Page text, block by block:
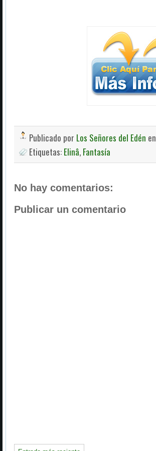
Publicado por Los Señores del Edén en
Etiquetas: Elinâ, Fantasía
No hay comentarios:
Publicar un comentario